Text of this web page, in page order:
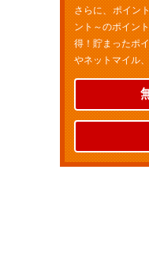
さらに、ポイン
ント～のポイン
得！貯まったポ
やネットマイル